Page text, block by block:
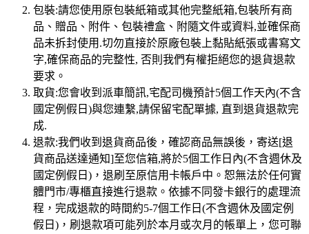
包裝:請您使用原包裝紙箱或其他完整紙箱,包裝所有商
品、贈品、附件、包裝禮盒、附隨文件或資料,並確保商
品未拆封使用.切勿直接於原廠包裝上黏貼紙張或書寫文
字,確保商品的完整性, 否則我們有權拒絕您的退貨退款
要求。
取貨:您會收到派車簡訊,宅配司機預計5個工作天內(不含
國定例假日)與您連繫,請保留宅配單據, 直到退貨退款完
成.
退款:我們收到退貨商品後，確認商品無誤後，寄送[退
貨商品送達通知]至您信箱,將於5個工作日內(不含週休及
國定例假日)，退刷至原信用卡帳戶中。恕無法於任何實
體門市/專櫃直接進行退款。依據不同發卡銀行的處理流
程，完成退款的時間約5-7個工作日(不含週休及國定例
假日)，刷退款項可能列於本月或次月的帳單上，您可聯